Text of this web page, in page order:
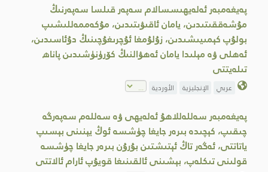
پەيغەمبەر ئەلەيھىسسالام سەپەر قىلسا سەپەرنىڭ
مۇشەققىتىدىن، يامان ئاقىۋىتىدىن، مۇكەممەللىشىپ
بولۇپ كېمىيىشىدىن، زۇلۇمغا ئۇچرىغۇچىنىڭ دۇئاسىدىن،
ئەھلى ۋە مېلىدا يامان ئەھۋالنىڭ كۆرۈنۈشىدىن پاناھ
تىلەيتتى
عربي الإنجليزية الأوردية
پەيغەمبەر سەللەللاھۇ ئەلەيھى ۋە سەللەم سەپەرگە
چىقىپ، كېچىدە بىرەر جايغا چۈشسە ئوڭ يېنىنى بېسىپ
ياتاتتى، ئەگەر تاڭ ئېتىشتىن بۇرۇن بىرەر جايغا چۈشسە
قولىنى تىكلەپ، بېشىنى ئالقىنىغا قويۇپ ئارام ئالاتتى